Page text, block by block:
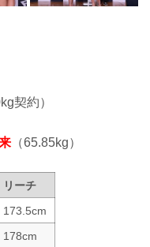
契約）
（65.85kg）
リーチ
173.5cm
178cm